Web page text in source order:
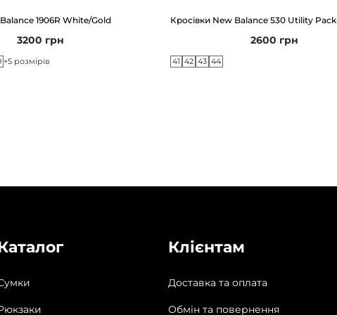
1906R White/Gold
3200 грн
+5 розмірів
Кросівки New Balance 530 Utility Pack
2600 грн
41 42 43 44
Клієнтам
Доставка та оплата
Обмін та повернення